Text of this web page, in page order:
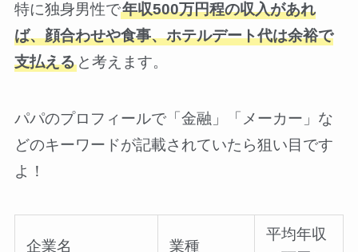
特に独身男性で年収500万円程の収入があれ
ば、顔合わせや食事、ホテルデート代は余裕で
支払えると考えます。
パパのプロフィールで「金融」「メーカー」な
どのキーワードが記載されていたら狙い目です
よ！
企業名 業種
平均年収